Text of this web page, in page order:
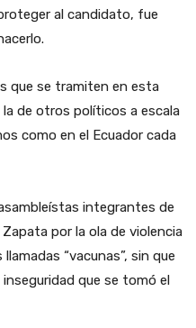
al candidato, fue
que se tramiten en esta
de otros políticos a escala
como en el Ecuador cada
integrantes de
por la ola de violencia
“vacunas”, sin que
que se tomó el